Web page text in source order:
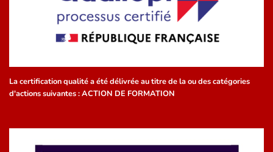
La certification qualité a été délivrée au titre de la ou des catégories
d'actions suivantes : ACTION DE FORMATION